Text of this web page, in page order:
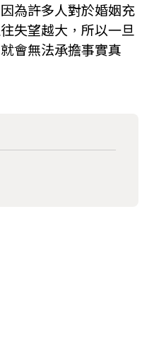
為許多人對於婚姻充
失望越大，所以一旦
會無法承擔事實真